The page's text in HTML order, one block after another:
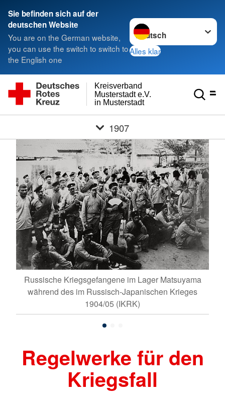
Sie befinden sich auf der
deutschen Website
You are on the German website,
you can use the switch to switch to
the English one
Sprache wechseln zu
Alles klar
in Musterstadt
Musterstadt e.V.
Kreisverband
1907
Russische Kriegsgefangene im Lager Matsuyama
während des im Russisch-Japanischen Krieges
1904/05 (IKRK)
Regelwerke für den
Kriegsfall